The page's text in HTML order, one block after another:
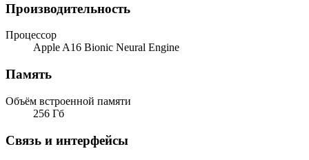
Производительность
Процессор
Apple A16 Bionic Neural Engine
Память
Объём встроенной памяти
256 Гб
Связь и интерфейсы